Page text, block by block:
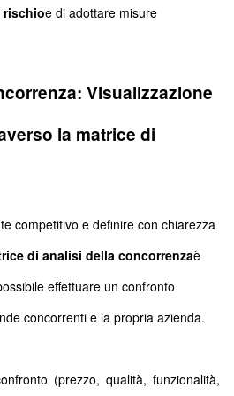
rischioe di adottare misure
Visualizzazione
la matrice di
competitivo e definire con chiarezza
di analisi della concorrenzaè
effettuare un confronto
concorrenti e la propria azienda.
(prezzo, qualità, funzionalità,